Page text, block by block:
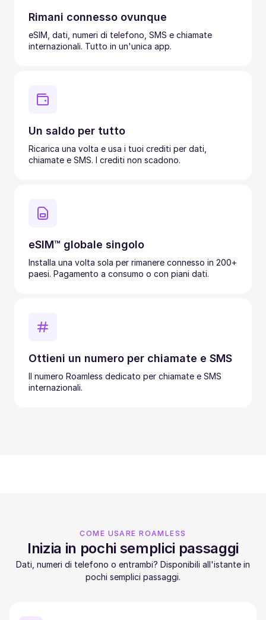
Rimani connesso ovunque
eSIM, dati, numeri di telefono, SMS e chiamate
internazionali. Tutto in un'unica app.
Un saldo per tutto
Ricarica una volta e usa i tuoi crediti per dati,
chiamate e SMS. I crediti non scadono.
eSIM™ globale singolo
Installa una volta sola per rimanere connesso in 200+
paesi. Pagamento a consumo o con piani dati.
Ottieni un numero per chiamate e SMS
Il numero Roamless dedicato per chiamate e SMS
internazionali.
COME USARE ROAMLESS
Inizia in pochi semplici passaggi
Dati, numeri di telefono o entrambi? Disponibili all'istante in
pochi semplici passaggi.